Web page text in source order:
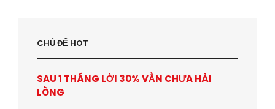
CHỦ ĐỂ HOT
SAU 1 THÁNG LỜI 30% VẪN CHƯA HÀI
LÒNG